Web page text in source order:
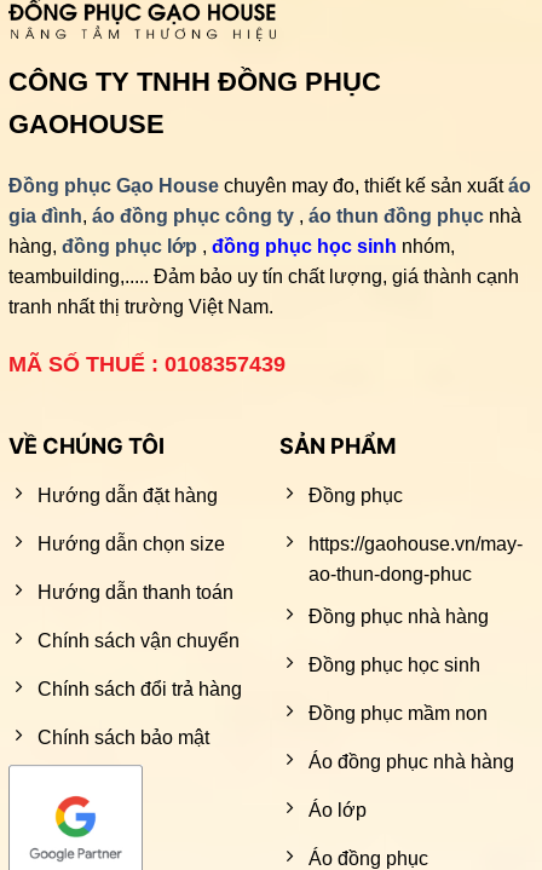
CÔNG TY TNHH ĐỒNG PHỤC
GAOHOUSE
Đồng phục Gạo Housechuyên may đo, thiết kế sản xuấtáo
gia đình, áo đồng phục công ty, áo thun đồng phụcnhà
hàng, đồng phục lớp , đồng phục học sinh nhóm,
teambuilding,..... Đảm bảo uy tín chất lượng, giá thành cạnh
tranh nhất thị trường Việt Nam.
MÃ SỐ THUẾ : 0108357439
VỀ CHÚNG TÔI
Hướng dẫn đặt hàng
Hướng dẫn chọn size
Hướng dẫn thanh toán
Chính sách vận chuyển
Chính sách đổi trả hàng
Chính sách bảo mật
SẢN PHẨM
Đồng phục
https://gaohouse.vn/may-
ao-thun-dong-phuc
Đồng phục nhà hàng
Đồng phục học sinh
Đồng phục mầm non
Áo đồng phục nhà hàng
Áo lớp
Áo đồng phục